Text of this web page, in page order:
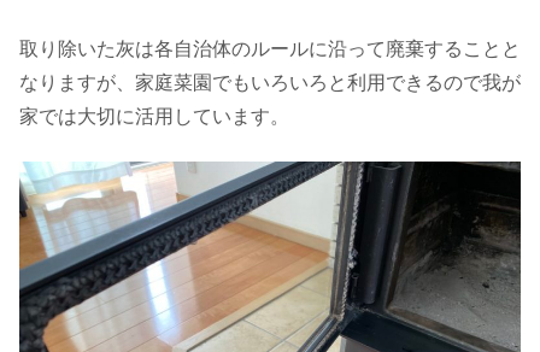
取り除いた灰は各自治体のルールに沿って廃棄することと
なりますが、家庭菜園でもいろいろと利用できるので我が
家では大切に活用しています。